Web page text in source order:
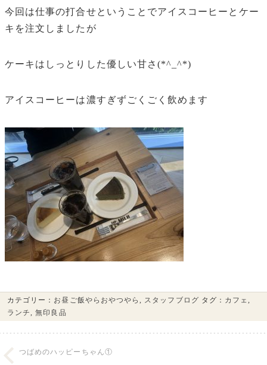
今回は仕事の打合せということでアイスコーヒーとケー
キを注文しましたが
ケーキはしっとりした優しい甘さ(*^_^*)
アイスコーヒーは濃すぎずごくごく飲めます
カテゴリー： お昼ご飯やらおやつやら, スタッフブログ タグ： カフェ,
ランチ,無印良品
つばめのハッピーちゃん①